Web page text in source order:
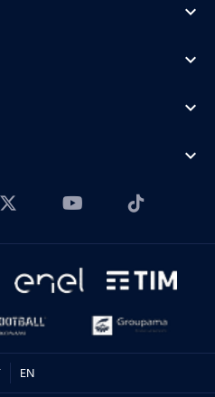
expand_more
expand_more
expand_more
expand_more
EN